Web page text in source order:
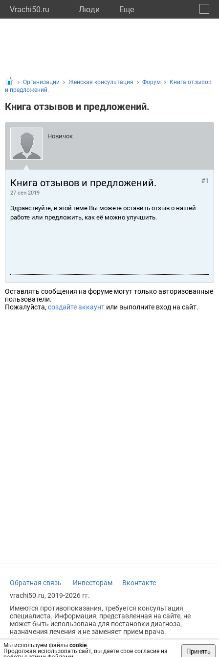
Vrachi50.ru Люди Eще
Мы используем файлы cookie.
Продолжая использовать сайт, вы даете свое согласие на
Принять
Организации Женская консультация Форум
Книга отзывов
и предложений.
Книга отзывов и предложений.
Новичок
Книга отзывов и предложений.
27 сен 2019
#1
Здравствуйте, в этой теме Вы можете оставить отзыв о нашей
работе или предложить, как её можно улучшить.
Оставлять сообщения на форуме могут только авторизованные
пользователи.
Пожалуйста, создайте аккаунт или выполните вход на сайт.
Обратная связь Инвесторам
Вконтакте
vrachi50.ru, 2019-2026 гг.
Имеются противопоказания, требуется консультация
специалиста. Информация, представленная на сайте, не
может быть использована для постановки диагноза,
назначения лечения и не заменяет прием врача.
Возрастное ограничение: 18+